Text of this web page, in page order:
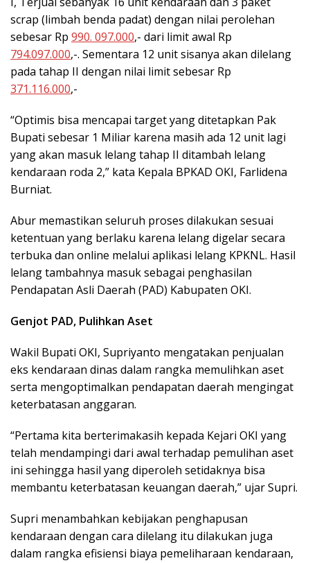
scrap (limbah benda padat) dengan nilai perolehan
sebesar Rp 990. 097.000,- dari limit awal Rp
794.097.000,-. Sementara 12 unit sisanya akan dilelang
pada tahap II dengan nilai limit sebesar Rp
371.116.000,-
“Optimis bisa mencapai target yang ditetapkan Pak
Bupati sebesar 1 Miliar karena masih ada 12 unit lagi
yang akan masuk lelang tahap II ditambah lelang
kendaraan roda 2,” kata Kepala BPKAD OKI, Farlidena
Burniat.
Abur memastikan seluruh proses dilakukan sesuai
ketentuan yang berlaku karena lelang digelar secara
terbuka dan online melalui aplikasi lelang KPKNL. Hasil
lelang tambahnya masuk sebagai penghasilan
Pendapatan Asli Daerah (PAD) Kabupaten OKI.
Genjot PAD, Pulihkan Aset
Wakil Bupati OKI, Supriyanto mengatakan penjualan
eks kendaraan dinas dalam rangka memulihkan aset
serta mengoptimalkan pendapatan daerah mengingat
keterbatasan anggaran.
“Pertama kita berterimakasih kepada Kejari OKI yang
telah mendampingi dari awal terhadap pemulihan aset
ini sehingga hasil yang diperoleh setidaknya bisa
membantu keterbatasan keuangan daerah,” ujar Supri.
Supri menambahkan kebijakan penghapusan
kendaraan dengan cara dilelang itu dilakukan juga
dalam rangka efisiensi biaya pemeliharaan kendaraan,